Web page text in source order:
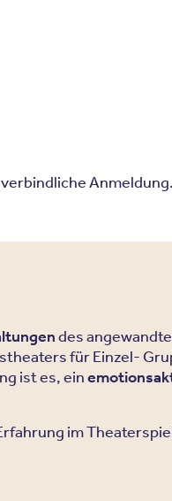
Anmeldung.
des
für Einzel-
ist es, ein
im